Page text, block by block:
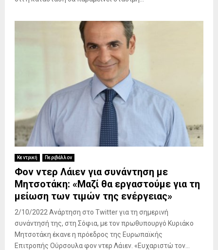
Κεντρική Περιβάλλον
Φον ντερ Λάιεν για συνάντηση με
Μητσοτάκη: «Μαζί θα εργαστούμε για τη
μείωση των τιμών της ενέργειας»
2/10/2022 Ανάρτηση στο Twitter για τη σημερινή
συνάντησή της, στη Σόφια, με τον πρωθυπουργό Κυριάκο
Μητσοτάκη έκανε η πρόεδρος της Ευρωπαϊκής
Επιτροπής Ούρσουλα φον ντερ Λάιεν. «Ευχαριστώ τον...